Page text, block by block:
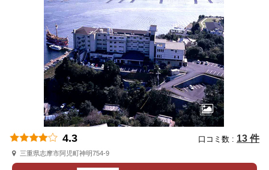
4.3 口コミ数 : 13 件
三重県志摩市阿児町神明754-9